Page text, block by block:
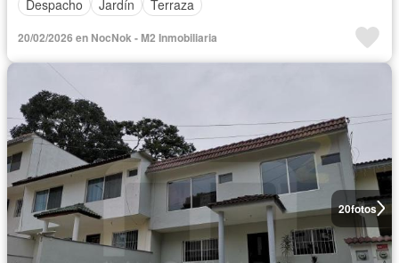
Despacho
Jardín Terraza
20/02/2026 en NocNok - M2 Inmobiliaria
20fotos